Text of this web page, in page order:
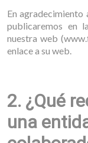
En agradecimiento
publicaremos en
nuestra web
enlace a su web.
2. ¿Qué
una